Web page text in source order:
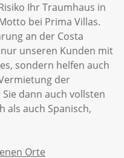
Ihr Traumhaus in
bei Prima Villas.
an der Costa
unseren Kunden mit
sondern helfen auch
der
dann auch vollsten
als auch Spanisch,
Orte